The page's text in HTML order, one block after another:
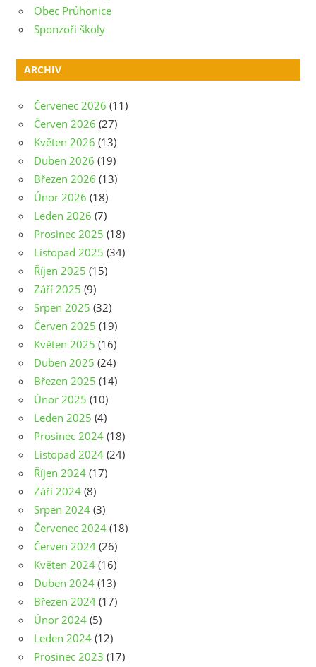
Obec Průhonice
Sponzoři školy
ARCHIV
Červenec 2026 (11)
Červen 2026 (27)
Květen 2026 (13)
Duben 2026 (19)
Březen 2026 (13)
Únor 2026 (18)
Leden 2026 (7)
Prosinec 2025 (18)
Listopad 2025 (34)
Říjen 2025 (15)
Září 2025 (9)
Srpen 2025 (32)
Červen 2025 (19)
Květen 2025 (16)
Duben 2025 (24)
Březen 2025 (14)
Únor 2025 (10)
Leden 2025 (4)
Prosinec 2024 (18)
Listopad 2024 (24)
Říjen 2024 (17)
Září 2024 (8)
Srpen 2024 (3)
Červenec 2024 (18)
Červen 2024 (26)
Květen 2024 (16)
Duben 2024 (13)
Březen 2024 (17)
Únor 2024 (5)
Leden 2024 (12)
Prosinec 2023 (17)